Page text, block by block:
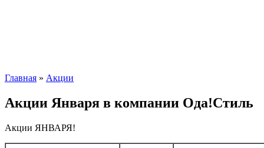
Главная » Акции
Акции Января в компании Ода!Стиль
Акции ЯНВАРЯ!